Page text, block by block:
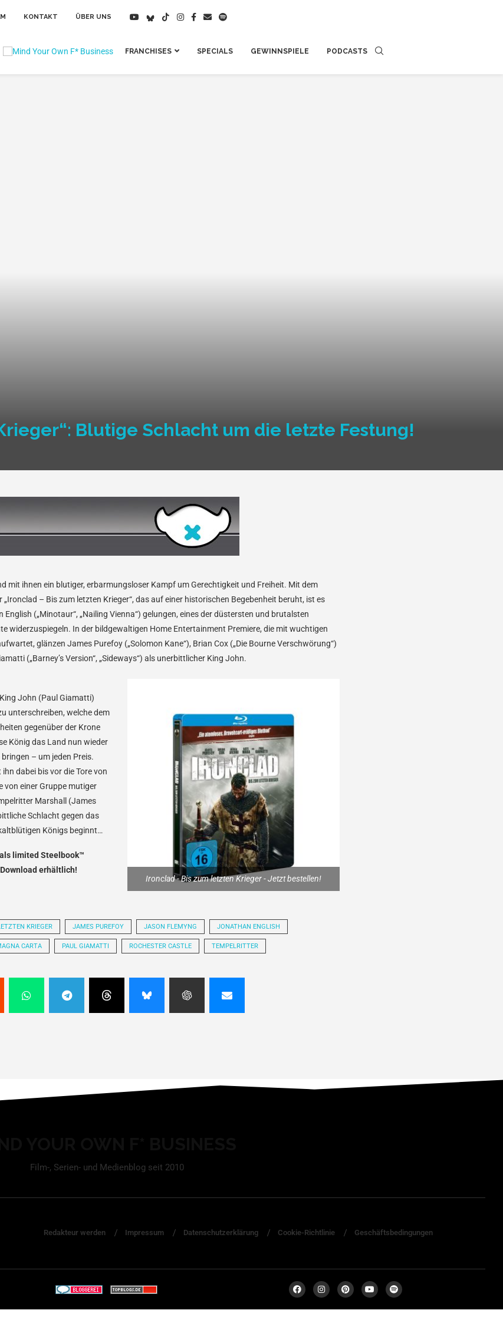
KONTAKT ÜBER UNS
FRANCHISES SPECIALS GEWINNSPIELE PODCASTS
Blutige Schlacht um die letzte Festung!
mit ihnen ein blutiger, erbarmungsloser Kampf um Gerechtigkeit und Freiheit. Mit dem
– Bis zum letzten Krieger“, das auf einer historischen Begebenheit beruht, ist es
(„Minotaur“, „Nailing Vienna“) gelungen, eines der düstersten und brutalsten
widerzuspiegeln. In der bildgewaltigen Home Entertainment Premiere, die mit wuchtigen
glänzen James Purefoy („Solomon Kane“), Brian Cox („Die Bourne Verschwörung“)
(„Barney’s Version“, „Sideways“) als unerbittlicher King John.
Ironclad - Bis zum letzten Krieger - Jetzt bestellen!
John (Paul Giamatti)
unterschreiben, welche dem
gegenüber der Krone
König das Land nun wieder
– um jeden Preis.
dabei bis vor die Tore von
von einer Gruppe mutiger
Marshall (James
Schlacht gegen das
Königs beginnt…
limited Steelbook™
erhältlich!
KRIEGER JAMES PUREFOY JASON FLEMYNG JONATHAN ENGLISH
CARTA PAUL GIAMATTI ROCHESTER CASTLE TEMPELRITTER
Film-, Serien- und Medienblog seit 2010
Redakteur werden Impressum Datenschutzerklärung Cookie-Richtlinie Geschäftsbedingungen